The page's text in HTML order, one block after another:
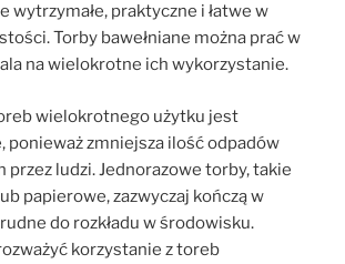
wytrzymałe, praktyczne i łatwe w
Torby bawełniane można prać w
na wielokrotne ich wykorzystanie.
wielokrotnego użytku jest
ponieważ zmniejsza ilość odpadów
przez ludzi. Jednorazowe torby, takie
papierowe, zazwyczaj kończą w
do rozkładu w środowisku.
korzystanie z toreb